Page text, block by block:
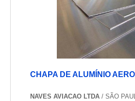
CHAPA DE ALUMÍNIO
NAVES AVIACAO LTDA / SÃO